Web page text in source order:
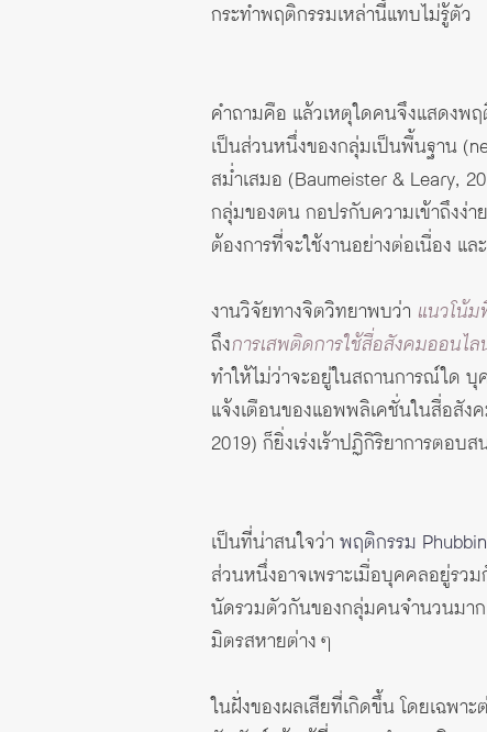
กระทำพฤติกรรมเหล่านี้แทบไม่รู้ตัว
คำถามคือ แล้วเหตุใดคนจึงแสดงพ
เป็นส่วนหนึ่งของกลุ่มเป็นพื้นฐาน
สม่ำเสมอ (Baumeister & Leary,
กลุ่มของตน กอปรกับความเข้าถึงง่
ต้องการที่จะใช้งานอย่างต่อเนื่อง แ
งานวิจัยทางจิตวิทยาพบว่า แนวโน้
ถึงการเสพติดการใช้สื่อสังคมออนไล
ทำให้ไม่ว่าจะอยู่ในสถานการณ์ใด
แจ้งเตือนของแอพพลิเคชั่นในสื่อสัง
2019) ก็ยิ่งเร่งเร้าปฏิกิริยาการตอบส
เป็นที่น่าสนใจว่า พฤติกรรม
ส่วนหนึ่งอาจเพราะเมื่อบุคคลอยู่รว
นัดรวมตัวกันของกลุ่มคนจำนวนมาก
มิตรสหายต่าง ๆ
ในฝั่งของผลเสียที่เกิดขึ้น โดยเฉพ